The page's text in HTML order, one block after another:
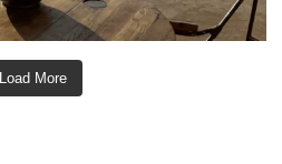
Load More